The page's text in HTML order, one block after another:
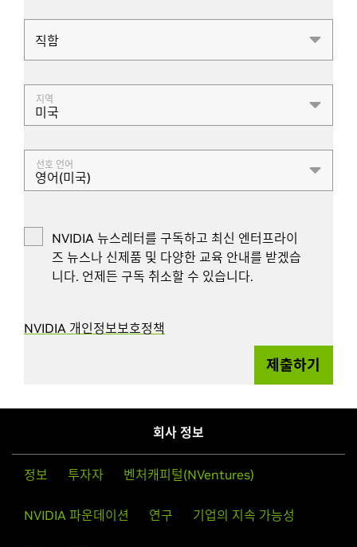
직함
직함
지역
미국
선호 언어
영어(미국)
NVIDIA 뉴스레터를 구독하고 최신 엔터프라이
즈 뉴스나 신제품 및 다양한 교육 안내를 받겠습
니다. 언제든 구독 취소할 수 있습니다.
NVIDIA 개인정보보호정책
제출하기
회사 정보
정보 투자자 벤처캐피털(NVentures)
NVIDIA 파운데이션 연구 기업의 지속 가능성